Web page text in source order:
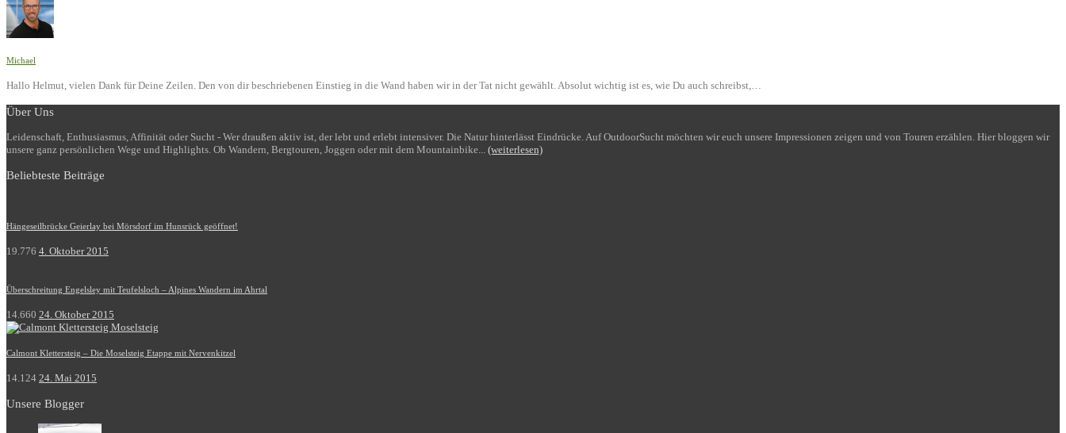
Michael
Hallo Helmut, vielen Dank für Deine Zeilen. Den von dir beschriebenen Einstieg in die Wand haben wir in der Tat nicht gewählt. Absolut wichtig ist es, wie Du auch schreibst,…
Über Uns
Leidenschaft, Enthusiasmus, Affinität oder Sucht - Wer draußen aktiv ist, der lebt und erlebt intensiver. Die Natur hinterlässt Eindrücke. Auf OutdoorSucht möchten wir euch unsere Impressionen zeigen und von Touren erzählen. Hier bloggen wir
unsere ganz persönlichen Wege und Highlights. Ob Wandern, Bergtouren, Joggen oder mit dem Mountainbike... (weiterlesen)
Beliebteste Beiträge
Hängeseilbrücke Geierlay bei Mörsdorf im Hunsrück geöffnet!
19.776 4. Oktober 2015
Überschreitung Engelsley mit Teufelsloch – Alpines Wandern im Ahrtal
14.660 24. Oktober 2015
Calmont Klettersteig – Die Moselsteig Etappe mit Nervenkitzel
14.124 24. Mai 2015
Unsere Blogger